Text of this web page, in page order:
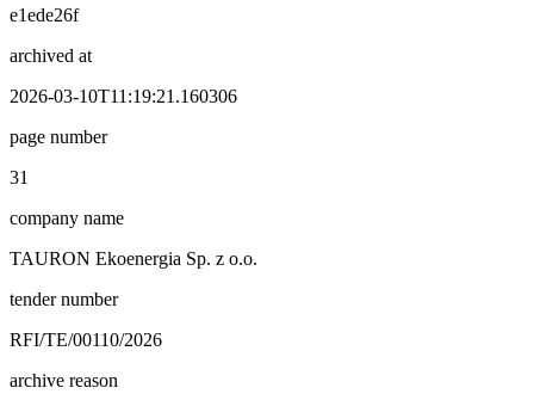
e1ede26f
archived at
2026-03-10T11:19:21.160306
page number
31
company name
TAURON Ekoenergia Sp. z o.o.
tender number
RFI/TE/00110/2026
archive reason